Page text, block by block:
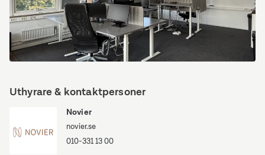
Uthyrare & kontaktpersoner
Novier
novier.se
010-331 13 00